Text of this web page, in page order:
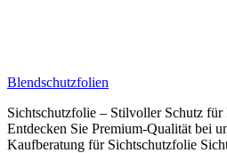
Blendschutzfolien
Sichtschutzfolie – Stilvoller Schutz für
Entdecken Sie Premium-Qualität bei
Kaufberatung für Sichtschutzfolie